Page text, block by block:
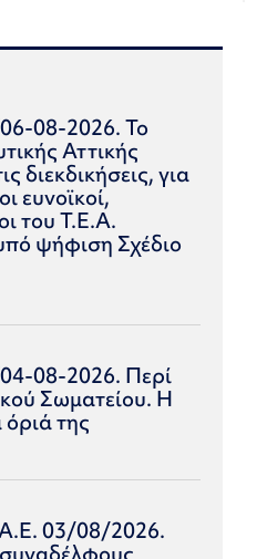
08-2026. Το
Αττικής
διεκδικήσεις, για
ευνοϊκοί,
του Τ.Ε.Α.
ψήφιση Σχέδιο
08-2026. Περί
Σωματείου. Η
όριά της
03/08/2026.